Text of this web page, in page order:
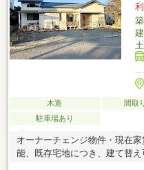
木造 間取
駐車場あり
オーナーチェンジ物件・現在
能、既存宅地につき、建て替え